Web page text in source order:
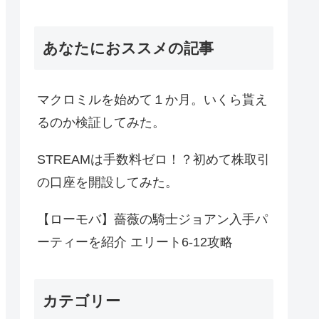
あなたにおススメの記事
マクロミルを始めて１か月。いくら貰え
るのか検証してみた。
STREAMは手数料ゼロ！？初めて株取引
の口座を開設してみた。
【ローモバ】薔薇の騎士ジョアン入手パ
ーティーを紹介 エリート6-12攻略
カテゴリー